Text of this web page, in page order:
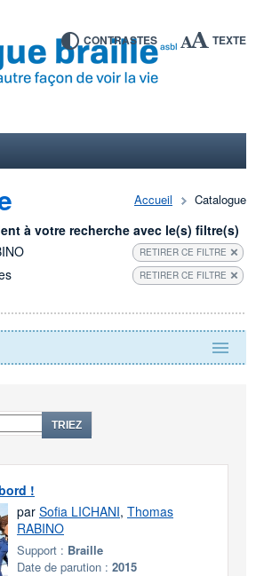
CONTRASTES TEXTE
Accueil Catalogue
à votre recherche avec le(s) filtre(s)
RETIRER CE FILTRE
RETIRER CE FILTRE
TRIEZ
!
par Sofia LICHANI, Thomas
RABINO
Support : Braille
Date de parution : 2015